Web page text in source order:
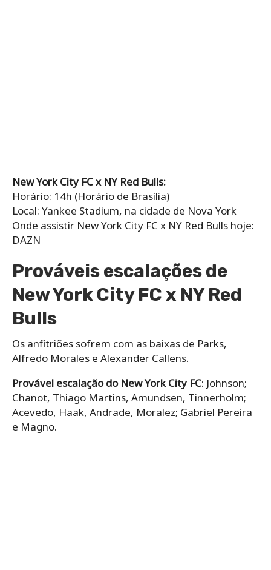
New York City FC x NY Red Bulls:
Horário: 14h (Horário de Brasília)
Local: Yankee Stadium, na cidade de Nova York
Onde assistir New York City FC x NY Red Bulls hoje:
DAZN
Prováveis escalações de
New York City FC x NY Red
Bulls
Os anfitriões sofrem com as baixas de Parks,
Alfredo Morales e Alexander Callens.
Provável escalação do New York City FC: Johnson;
Chanot, Thiago Martins, Amundsen, Tinnerholm;
Acevedo, Haak, Andrade, Moralez; Gabriel Pereira
e Magno.